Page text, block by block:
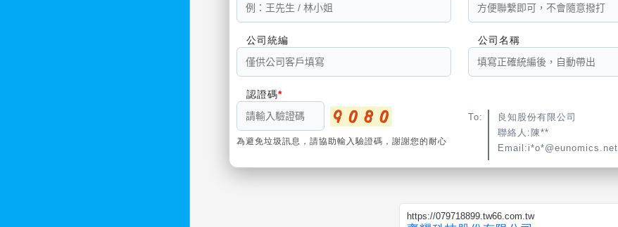
公司統編 公司名稱
認證碼
為避免垃圾訊息，請協助輸入驗證碼，謝謝您的耐心
To:
良知股份有限公司
聯絡人:陳**
Email:i*o*@eunomics.net
https://079718899.tw66.com.tw